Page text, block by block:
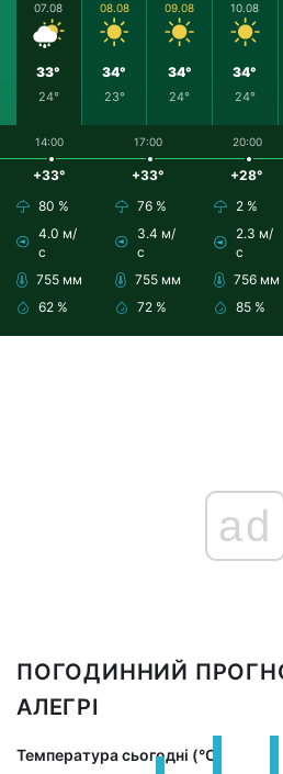
07.08
33°
24°
08.08
34°
23°
09.08
34°
24°
10.08
34°
24°
14:00
+33°
80 %
4.0 м/
с
755 мм
62 %
17:00
+33°
76 %
3.4 м/
с
755 мм
72 %
20:00
+28°
2 %
2.3 м/
с
756 мм
85 %
ad
ПОГОДИННИЙ
АЛЕГРІ
Температура сьогодні (°С)